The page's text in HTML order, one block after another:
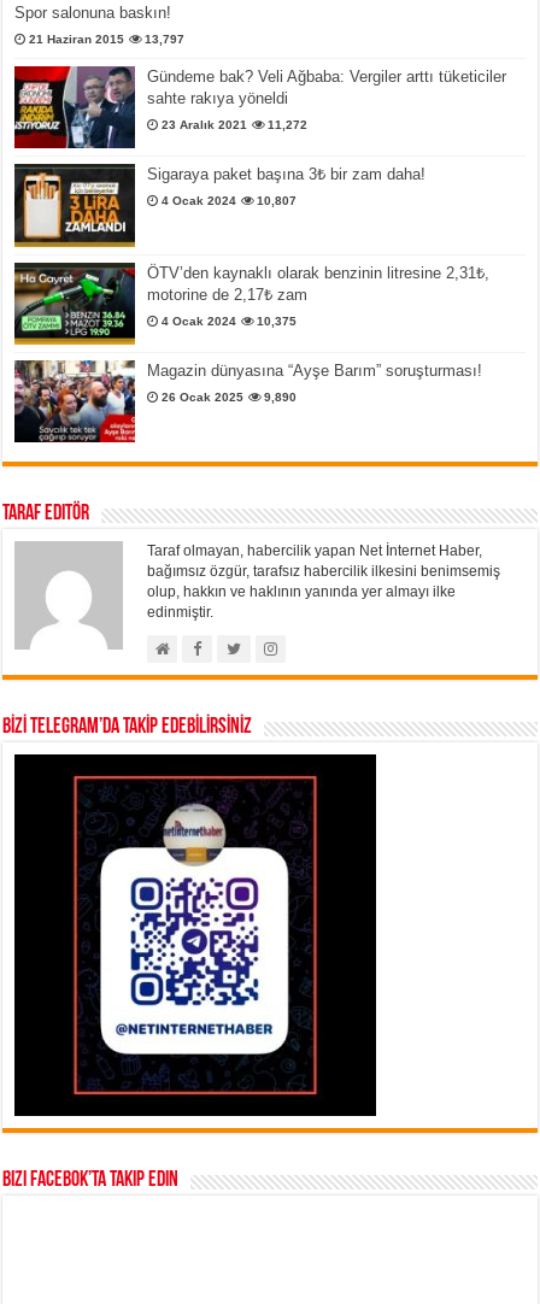
Spor salonuna baskın!
21 Haziran 2015 13,797
Gündeme bak? Veli Ağbaba: Vergiler arttı tüketiciler
sahte rakıya yöneldi
23 Aralık 2021 11,272
Sigaraya paket başına 3₺ bir zam daha!
4 Ocak 2024 10,807
ÖTV’den kaynaklı olarak benzinin litresine 2,31₺,
motorine de 2,17₺ zam
4 Ocak 2024 10,375
Magazin dünyasına “Ayşe Barım” soruşturması!
26 Ocak 2025 9,890
Taraf Editör
Taraf olmayan, habercilik yapan Net İnternet Haber,
bağımsız özgür, tarafsız habercilik ilkesini benimsemiş
olup, hakkın ve haklının yanında yer almayı ilke
edinmiştir.
BİZİ TELEGRAM’DA TAKİP EDEBİLİRSİNİZ
Bizi Facebok’ta takip edin